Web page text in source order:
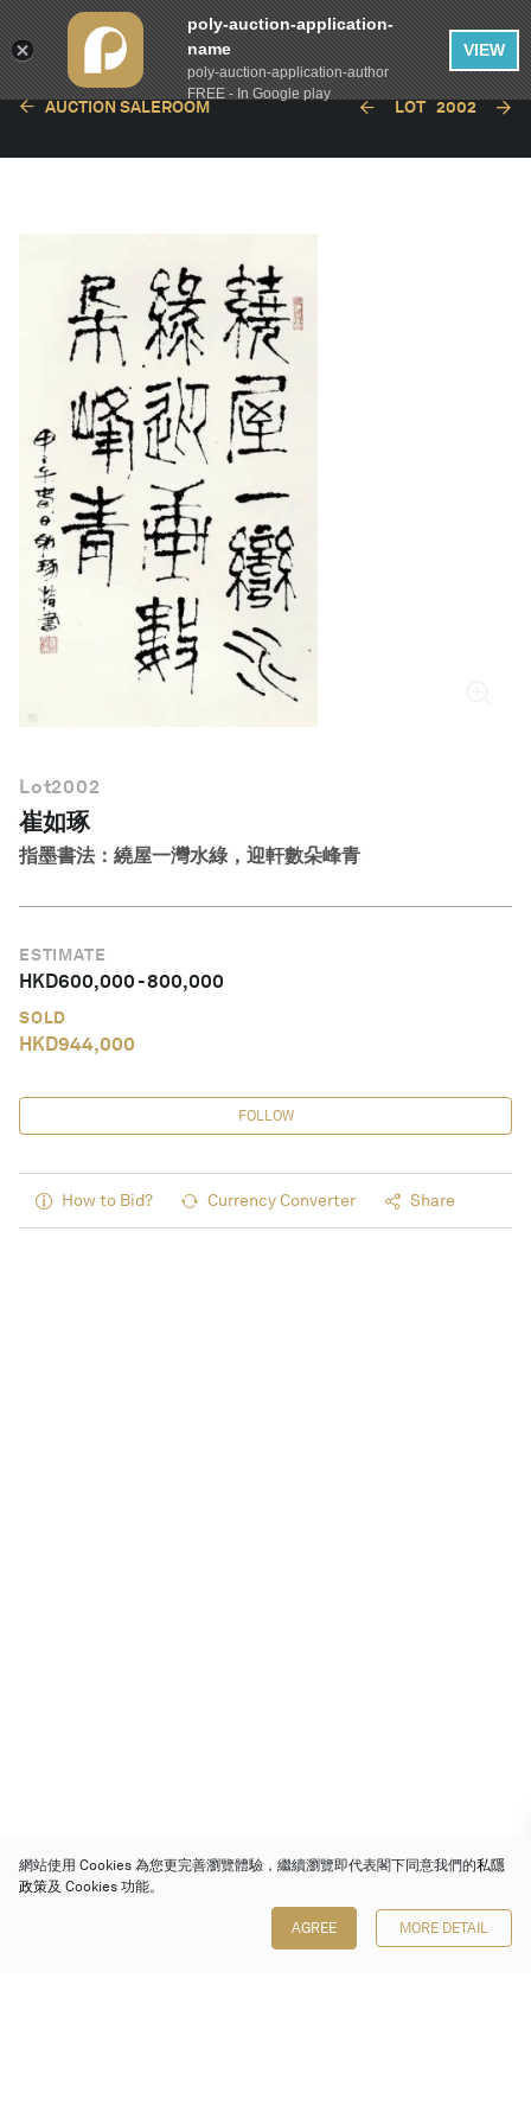
繁體中文
AUCTION SALEROOM LOT 2002
Lot2002
崔如琢
指墨書法：繞屋一灣水綠，迎軒數朵峰青
ESTIMATE
HKD600,000-800,000
SOLD
HKD944,000
FOLLOW
How to Bid? Currency Converter Share
網站使用 Cookies 為您更完善瀏覽體驗，繼續瀏覽即代表閣下同意我們的私隱
政策及 Cookies 功能。
AGREE MORE DETAIL
poly-auction-application-
name
poly-auction-application-author
FREE - In Google play
VIEW